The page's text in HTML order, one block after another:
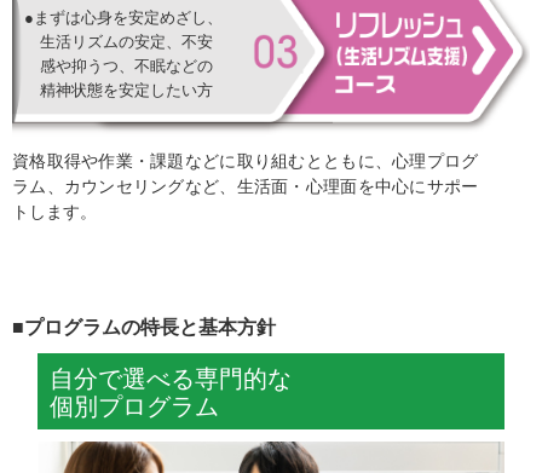
●まずは心身を安定めざし、
生活リズムの安定、不安
感や抑うつ、不眠などの
精神状態を安定したい方
資格取得や作業・課題などに取り組むとともに、心理プログ
ラム、カウンセリングなど、生活面・心理面を中心にサポー
トします。
■プログラムの特長と基本方針
自分で選べる専門的な
個別プログラム